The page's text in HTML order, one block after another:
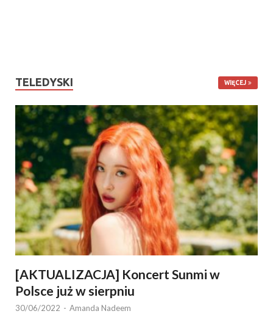
TELEDYSKI WIĘCEJ
[AKTUALIZACJA] Koncert Sunmi w
Polsce już w sierpniu
30/06/2022 - Amanda Nadeem